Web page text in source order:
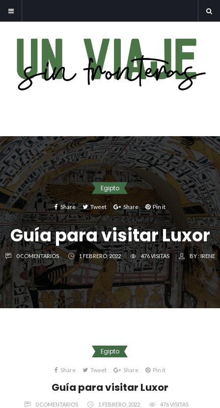
Egipto
Share Tweet Share Pin it
Guía para visitar Luxor
0 COMENTARIOS 1 FEBRERO, 2022 476 VISITAS BY : IRENE
Egipto
Share Tweet Share Pin it
Guía para visitar Luxor
0 COMENTARIOS 1 FEBRERO, 2022 476 VISITAS